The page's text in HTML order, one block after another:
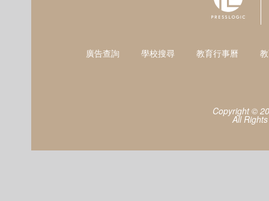
廣告查詢 學校搜尋 教育行事曆
Copyright ©
All